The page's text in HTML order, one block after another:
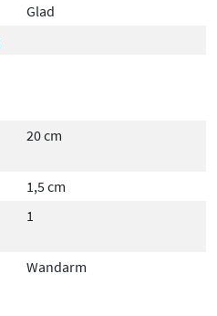
Glad
20 cm
1,5 cm
1
Wandarm